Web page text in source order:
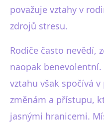
považuje vztahy v
zdrojů stresu.
Rodiče často nevědí,
naopak
vztahu však spočívá
změnám a přístupu,
jasnými hranicemi.